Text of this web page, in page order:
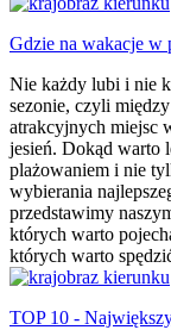
Gdzie na wakacje w
Nie każdy lubi i nie
sezonie, czyli
atrakcyjnych miejsc
jesień. Dokąd warto
plażowaniem i nie
wybierania
przedstawimy
których warto
których warto
TOP 10 -